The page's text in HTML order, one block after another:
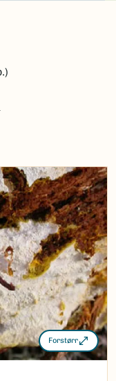
lenke)
Forstørr